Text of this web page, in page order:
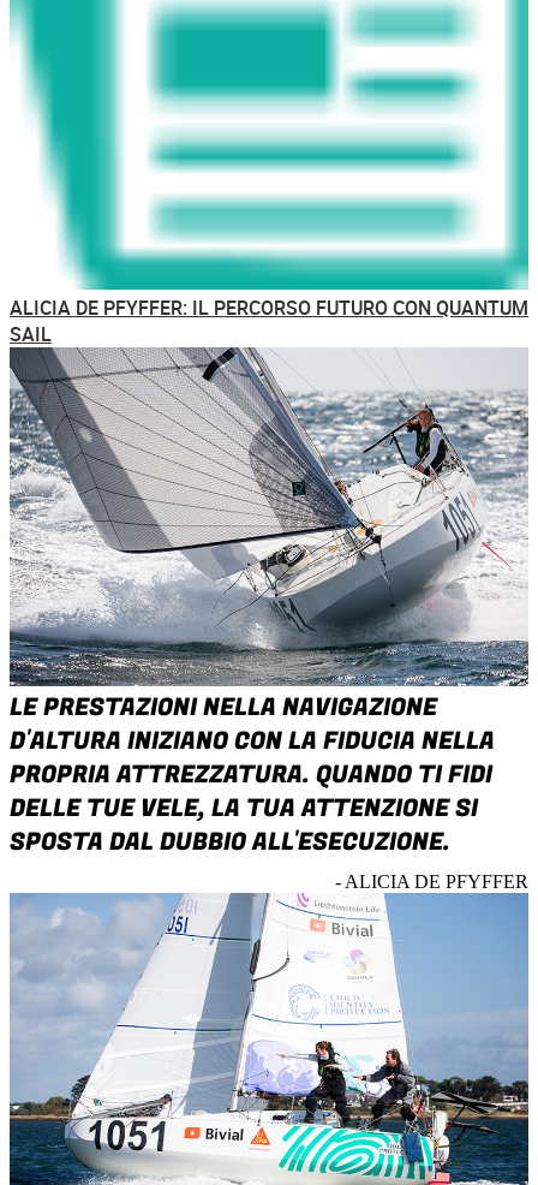
ALICIA DE PFYFFER: IL PERCORSO FUTURO CON QUANTUM
SAIL
LE PRESTAZIONI NELLA NAVIGAZIONE
D'ALTURA INIZIANO CON LA FIDUCIA NELLA
PROPRIA ATTREZZATURA. QUANDO TI FIDI
DELLE TUE VELE, LA TUA ATTENZIONE SI
SPOSTA DAL DUBBIO ALL'ESECUZIONE.
- ALICIA DE PFYFFER